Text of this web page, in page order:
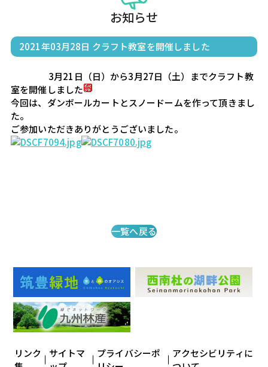
お知らせ
2021年03月28日 クラフト教室を開催しました
室を開催しました
今回は、ダンボールカートとスノードームを作って頂きまし
た。
一覧へ戻る
リンク
サイトマ
プライバシーポ
アクセシビリティに